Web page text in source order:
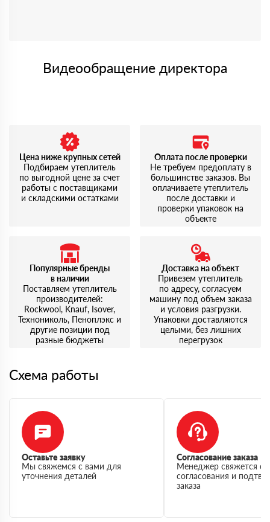
Видеообращение директора
Цена ниже крупных сетей
Подбираем утеплитель
по выгодной цене за счет
работы с поставщиками
и складскими остатками
Оплата после проверки
Не требуем предоплату в
большинстве заказов. Вы
оплачиваете утеплитель
после доставки и
проверки упаковок на
объекте
Популярные бренды
в наличии
Поставляем утеплитель
производителей:
Rockwool, Knauf, Isover,
Технониколь, Пеноплэкс и
другие позиции под
разные бюджеты
Доставка на объект
Привезем утеплитель
по адресу, согласуем
машину под объем заказа
и условия разгрузки.
Упаковки доставляются
целыми, без лишних
перегрузок
Схема работы
Оставьте заявку
Мы свяжемся с вами для
уточнения деталей
Согласование заказа
Менеджер свяжется с
согласования и
заказа